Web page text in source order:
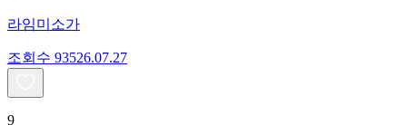
라임미소가
조회수 93526.07.27
9